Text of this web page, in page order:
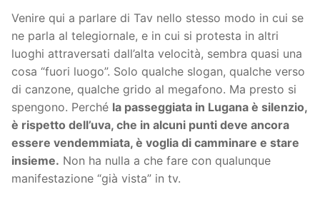
Venire qui a parlare di Tav nello stesso modo in cui se
ne parla al telegiornale, e in cui si protesta in altri
luoghi attraversati dall’alta velocità, sembra quasi una
cosa “fuori luogo”. Solo qualche slogan, qualche verso
di canzone, qualche grido al megafono. Ma presto si
spengono. Perché la passeggiata in Lugana è silenzio,
è rispetto dell’uva, che in alcuni punti deve ancora
essere vendemmiata, è voglia di camminare e stare
insieme. Non ha nulla a che fare con qualunque
manifestazione “già vista” in tv.